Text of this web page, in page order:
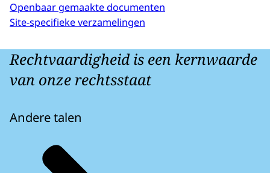
Openbaar gemaakte documenten
Site-specifieke verzamelingen
Rechtvaardigheid is een kernwaarde
van onze rechtsstaat
Andere talen